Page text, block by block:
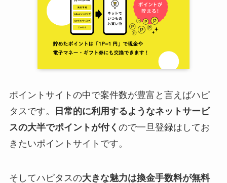
ポイントサイトの中で案件数が豊富と言えばハピ
タスです。
日常的に利用するようなネットサービ
スの大半でポイントが付く ので一旦登録はしてお
きたいポイントサイトです。
そしてハピタスの大きな魅力は換金手数料が無料